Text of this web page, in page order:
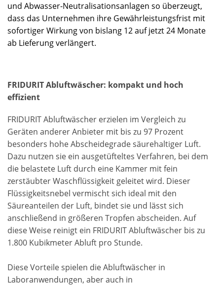
und Abwasser-Neutralisationsanlagen so überzeugt,
dass das Unternehmen ihre Gewährleistungsfrist mit
sofortiger Wirkung von bislang 12 auf jetzt 24 Monate
ab Lieferung verlängert.
FRIDURIT Abluftwäscher: kompakt und hoch
effizient
FRIDURIT Abluftwäscher erzielen im Vergleich zu
Geräten anderer Anbieter mit bis zu 97 Prozent
besonders hohe Abscheidegrade säurehaltiger Luft.
Dazu nutzen sie ein ausgetüfteltes Verfahren, bei dem
die belastete Luft durch eine Kammer mit fein
zerstäubter Waschflüssigkeit geleitet wird. Dieser
Flüssigkeitsnebel vermischt sich ideal mit den
Säureanteilen der Luft, bindet sie und lässt sich
anschließend in größeren Tropfen abscheiden. Auf
diese Weise reinigt ein FRIDURIT Abluftwäscher bis zu
1.800 Kubikmeter Abluft pro Stunde.
Diese Vorteile spielen die Abluftwäscher in
Laboranwendungen, aber auch in